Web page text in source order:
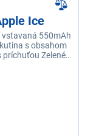
Ice
vstavaná 550mAh
s obsahom
Zelené